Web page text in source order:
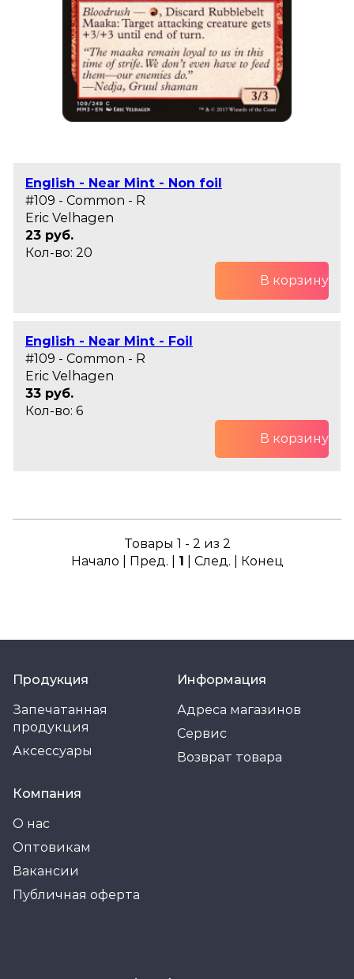
English - Near Mint - Non foil
#109 - Common - R
Eric Velhagen
23 руб.
Кол-во: 20
В корзину
English - Near Mint - Foil
#109 - Common - R
Eric Velhagen
33 руб.
Кол-во: 6
В корзину
Товары 1 - 2 из 2
Начало | Пред. | 1 | След. | Конец
Продукция
Запечатанная
продукция
Аксессуары
Информация
Адреса магазинов
Сервис
Возврат товара
Компания
О нас
Оптовикам
Вакансии
Публичная оферта